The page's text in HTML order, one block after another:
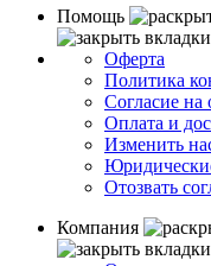
Помощь
Оферта
Политика
Согласие на
Оплата и
Изменить
Отозвать
Компания